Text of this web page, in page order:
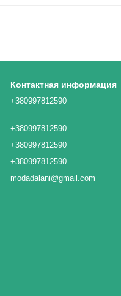
Контактная информация
+380997812590
+380997812590
+380997812590
+380997812590
modadalani@gmail.com